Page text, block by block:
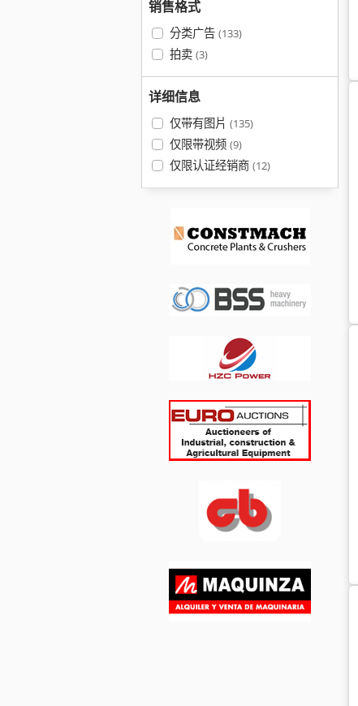
销售格式
分类广告 (133)
拍卖 (3)
详细信息
仅带有图片 (135)
仅限带视频 (9)
仅限认证经销商 (12)